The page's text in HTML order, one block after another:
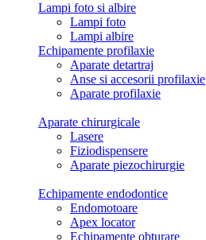
Lampi foto si albire
Lampi foto
Lampi albire
Echipamente profilaxie
Aparate detartraj
Anse si accesorii profilaxie
Aparate profilaxie
Aparate chirurgicale
Lasere
Fiziodispensere
Aparate piezochirurgie
Echipamente endodontice
Endomotoare
Apex locator
Echipamente obturare